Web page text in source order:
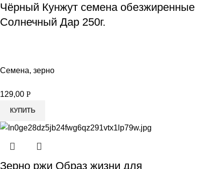
Чёрный Кунжут семена обезжиренные
Солнечный Дар 250г.
Семена, зерно
129,00 Р
КУПИТЬ
Зерно ржи Образ жизни для